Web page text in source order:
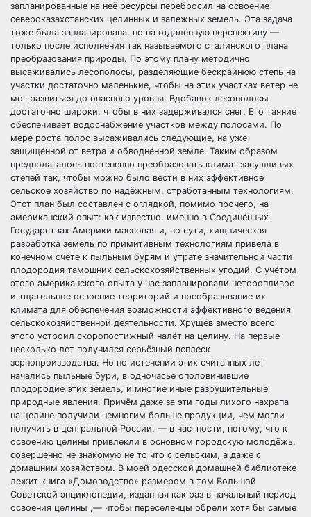
запланированные на неё ресурсы перебросил на освоение
североказахстанских целинных и залежных земель. Эта задача
тоже была запланирована, но на отдалённую перспективу —
только после исполнения так называемого сталинского плана
преобразования природы. По этому плану методично
высаживались лесополосы, разделяющие бескрайнюю степь на
участки достаточно маленькие, чтобы на этих участках ветер не
мог развиться до опасного уровня. Вдобавок лесополосы
достаточно широки, чтобы в них задерживался снег. Его таяние
обеспечивает водоснабжение участков между полосами. По
мере роста полос высаживались следующие, на уже
защищённой от ветра и обводнённой земле. Таким образом
предполагалось постепенно преобразовать климат засушливых
степей так, чтобы можно было вести в них эффективное
сельское хозяйство по надёжным, отработанным технологиям.
Этот план был составлен с оглядкой, помимо прочего, на
американский опыт: как известно, именно в Соединённых
Государствах Америки массовая и, по сути, хищническая
разработка земель по примитивным технологиям привела в
конечном счёте к пыльным бурям и утрате значительной части
плодородия тамошних сельскохозяйственных угодий. С учётом
этого американского опыта у нас запланировали неторопливое
и тщательное освоение территорий и преобразование их
климата для обеспечения возможности эффективного ведения
сельскохозяйственной деятельности. Хрущёв вместо всего
этого устроил скоропостижный налёт на целину. На первые
несколько лет получился серьёзный всплеск
зернопроизводства. Но по истечении этих считанных лет
начались пыльные бури, в одночасье ополовинившие
плодородие этих земель, и многие иные разрушительные
природные явления. Причём даже за эти годы лихого нахрапа
на целине получили немногим больше продукции, чем могли
получить в центральной России, — в частности, потому, что к
освоению целины привлекли в основном городскую молодёжь,
совершенно не знакомую не то что с сельским, а даже с
домашним хозяйством. В моей одесской домашней библиотеке
лежит книга «Домоводство» размером в том Большой
Советской энциклопедии, изданная как раз в начальный период
освоения целины ,— чтобы переселенцы обрели хотя бы самые